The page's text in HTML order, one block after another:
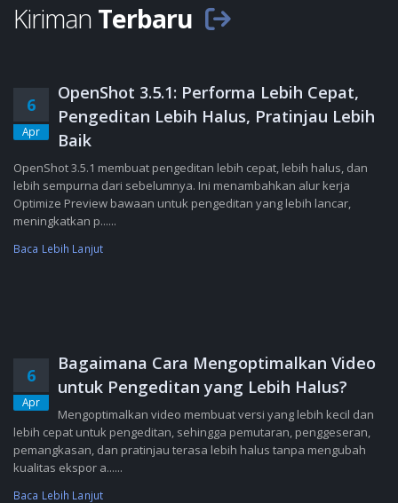
Kiriman Terbaru
6
Apr
OpenShot 3.5.1: Performa Lebih Cepat,
Pengeditan Lebih Halus, Pratinjau Lebih
Baik
OpenShot 3.5.1 membuat pengeditan lebih cepat, lebih halus, dan
lebih sempurna dari sebelumnya. Ini menambahkan alur kerja
Optimize Preview bawaan untuk pengeditan yang lebih lancar,
meningkatkan p......
Baca Lebih Lanjut
6
Apr
Bagaimana Cara Mengoptimalkan Video
untuk Pengeditan yang Lebih Halus?
Mengoptimalkan video membuat versi yang lebih kecil dan
lebih cepat untuk pengeditan, sehingga pemutaran, penggeseran,
pemangkasan, dan pratinjau terasa lebih halus tanpa mengubah
kualitas ekspor a......
Baca Lebih Lanjut